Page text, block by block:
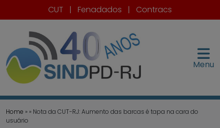
CUT | Fenadados | Contracs
Menu
Home » » Nota da CUT-RJ: Aumento das barcas é tapa na cara do
usuário